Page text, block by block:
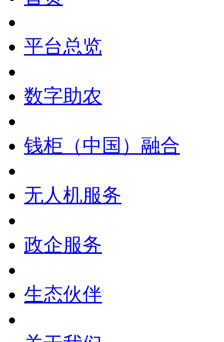
平台总览
数字助农
钱柜（中国）融合
无人机服务
政企服务
生态伙伴